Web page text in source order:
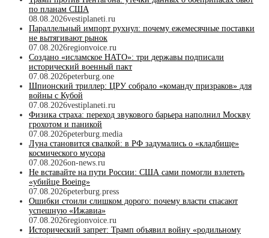
по планам США
08.08.2026vestiplaneti.ru
Параллельный импорт рухнул: почему ежемесячные поставки
не вытягивают рынок
07.08.2026regionvoice.ru
Создано «исламское НАТО»: три державы подписали
исторический военный пакт
07.08.2026peterburg.one
Шпионский триллер: ЦРУ собрало «команду призраков» для
войны с Кубой
07.08.2026vestiplaneti.ru
Физика страха: переход звукового барьера наполнил Москву
грохотом и паникой
07.08.2026peterburg.media
Луна становится свалкой: в РФ задумались о «кладбище»
космического мусора
07.08.2026on-news.ru
Не вставайте на пути России: США сами помогли взлететь
«убийце Boeing»
07.08.2026peterburg.press
Ошибки стоили слишком дорого: почему власти спасают
успешную «Ижавиа»
07.08.2026regionvoice.ru
Исторический запрет: Трамп объявил войну «родильному